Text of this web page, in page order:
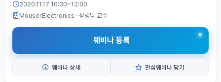
2020.11.17 10:30~12:00
MouserElectronics · 장병남 교수
웨비나 등록
웨비나 상세 관심웨비나 담기